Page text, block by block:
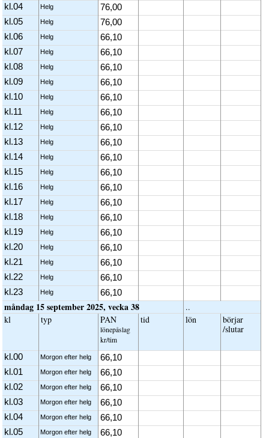
kl.04
Helg
76,00
kl.05
Helg
76,00
kl.06
Helg
66,10
kl.07
Helg
66,10
kl.08
Helg
66,10
kl.09
Helg
66,10
kl.10
Helg
66,10
kl.11
Helg
66,10
kl.12
Helg
66,10
kl.13
Helg
66,10
kl.14
Helg
66,10
kl.15
Helg
66,10
kl.16
Helg
66,10
kl.17
Helg
66,10
kl.18
Helg
66,10
kl.19
Helg
66,10
kl.20
Helg
66,10
kl.21
Helg
66,10
kl.22
Helg
66,10
kl.23
Helg 66,10
måndag 15 september 2025, vecka 38
..
kl
typ PAN
löne­påslag
kr/tim
tid lön
börjar
/slutar
kl.00 Morgon efter helg
66,10
kl.01
Morgon efter helg
66,10
kl.02
Morgon efter helg
66,10
kl.03
Morgon efter helg
66,10
kl.04
Morgon efter helg
66,10
kl.05
Morgon efter helg
66,10